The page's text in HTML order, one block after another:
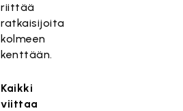
riittää
ratkaisijoita
kolmeen
kenttään.
Kaikki
viittaa